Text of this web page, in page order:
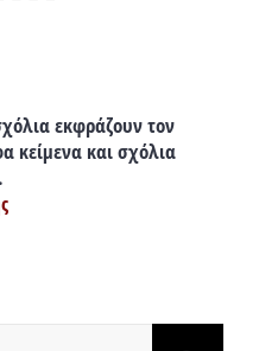
εκφράζουν τον
κείμενα και σχόλια